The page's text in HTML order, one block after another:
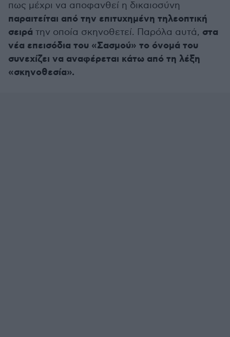
πως μέχρι να αποφανθεί η δικαιοσύνη
παραιτείται από την επιτυχημένη τηλεοπτική
σειρά την οποία σκηνοθετεί. Παρόλα αυτά, στα
νέα επεισόδια του «Σασμού» το όνομά του
συνεχίζει να αναφέρεται κάτω από τη λέξη
«σκηνοθεσία».